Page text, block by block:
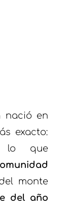
nació en
exacto:
lo que
monte
del año